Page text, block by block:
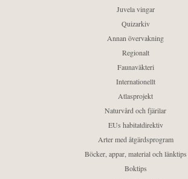
Juvela vingar
Quizarkiv
Annan övervakning
Regionalt
Faunaväkteri
Internationellt
Atlasprojekt
Naturvård och fjärilar
EUs habitatdirektiv
Arter med åtgärdsprogram
Böcker, appar, material och länktips
Boktips